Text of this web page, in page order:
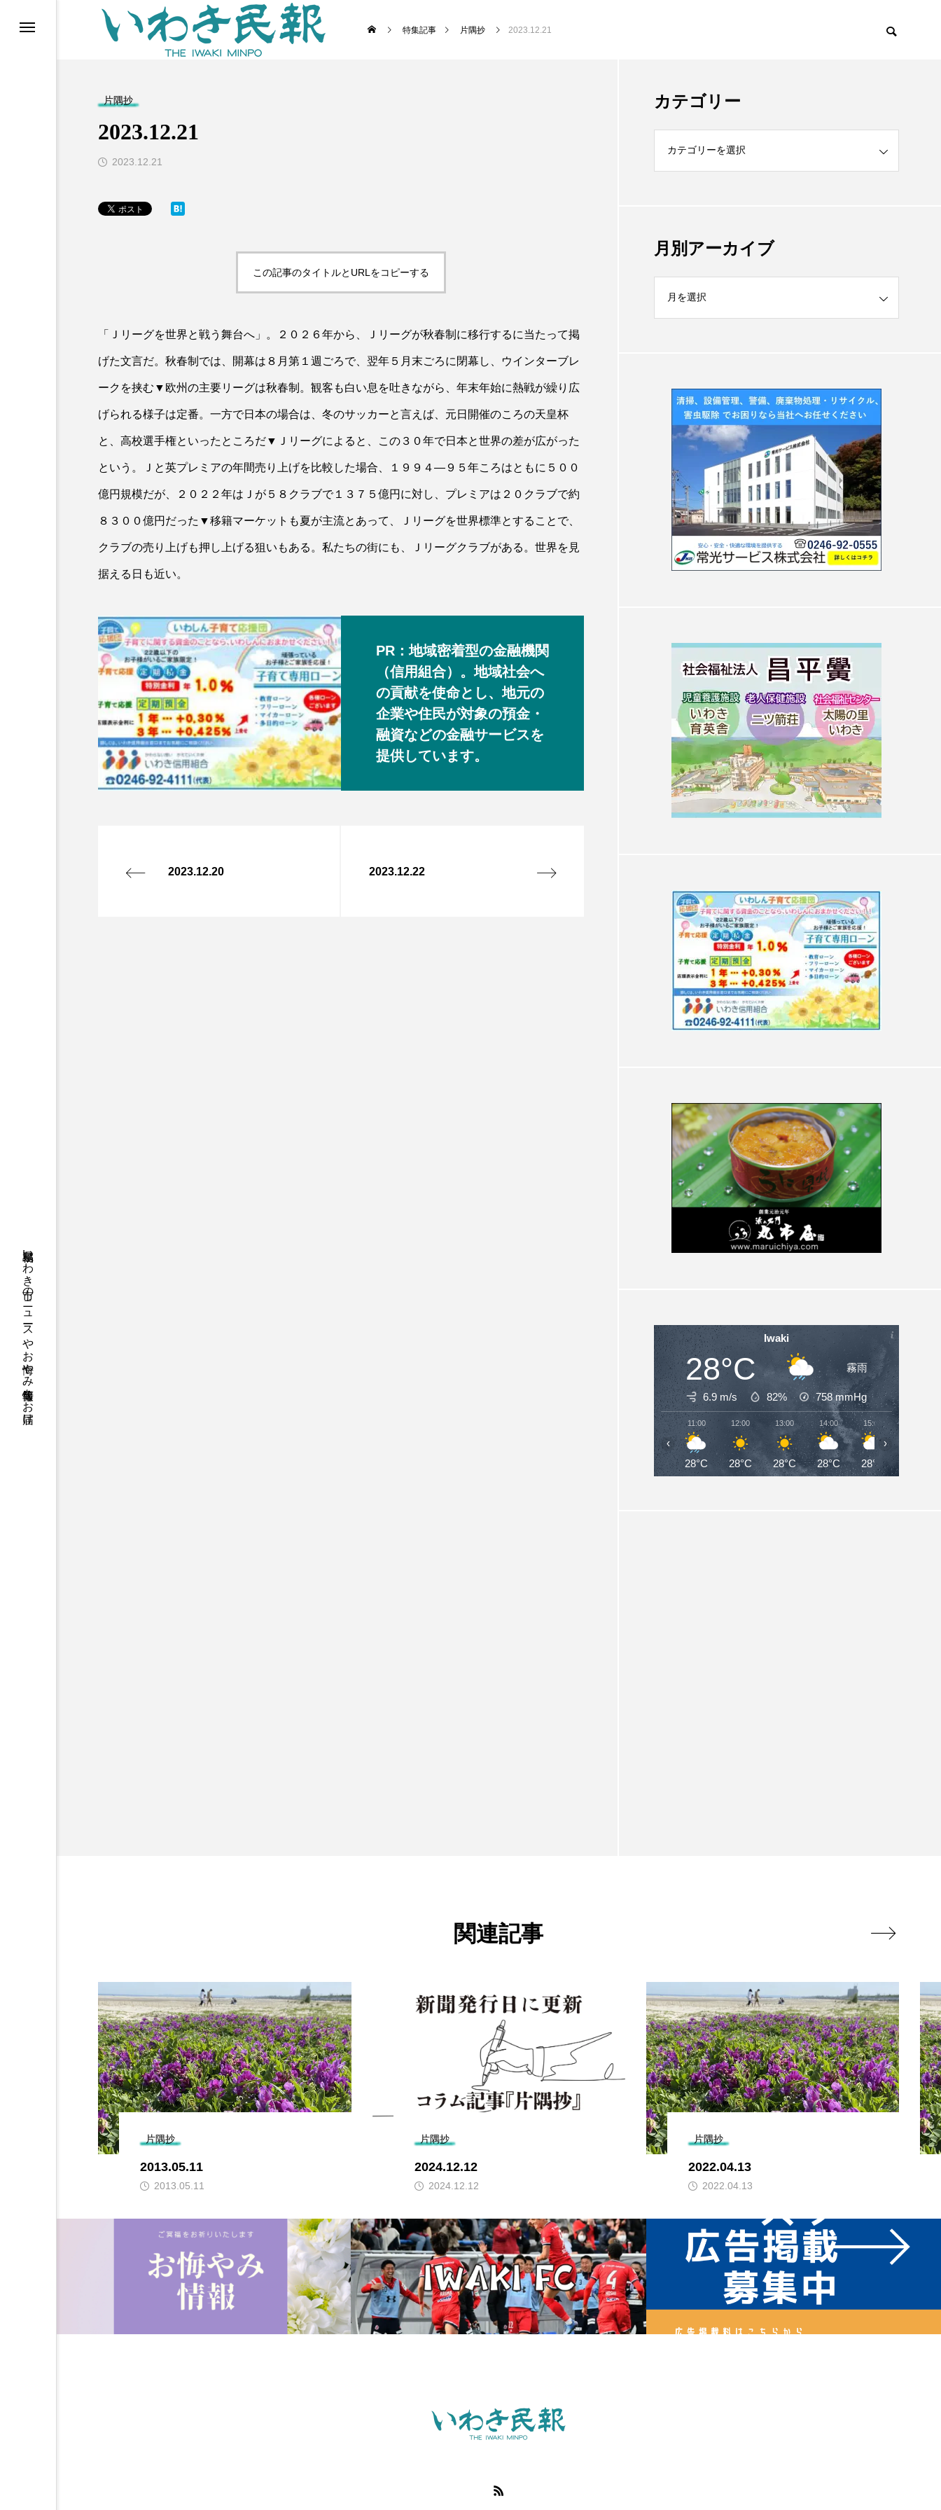
福島県いわき市のニュースやお悔やみ情報等をお届け
特集記事 片隅抄 2023.12.21
片隅抄
2023.12.21
2023.12.21
この記事のタイトルとURLをコピーする
「Ｊリーグを世界と戦う舞台へ」。２０２６年から、Ｊリーグが秋春制に移行するに当たって掲
げた文言だ。秋春制では、開幕は８月第１週ごろで、翌年５月末ごろに閉幕し、ウインターブレ
ークを挟む▼欧州の主要リーグは秋春制。観客も白い息を吐きながら、年末年始に熱戦が繰り広
げられる様子は定番。一方で日本の場合は、冬のサッカーと言えば、元日開催のころの天皇杯
と、高校選手権といったところだ▼Ｊリーグによると、この３０年で日本と世界の差が広がった
という。Ｊと英プレミアの年間売り上げを比較した場合、１９９４―９５年ころはともに５００
億円規模だが、２０２２年はＪが５８クラブで１３７５億円に対し、プレミアは２０クラブで約
８３００億円だった▼移籍マーケットも夏が主流とあって、Ｊリーグを世界標準とすることで、
クラブの売り上げも押し上げる狙いもある。私たちの街にも、Ｊリーグクラブがある。世界を見
据える日も近い。
PR：地域密着型の金融機関
（信用組合）。地域社会へ
の貢献を使命とし、地元の
企業や住民が対象の預金・
融資などの金融サービスを
提供しています。
2023.12.20 2023.12.22
カテゴリー
月別アーカイブ
Iwaki
28°C 霧雨
6.9 m/s 82% 758mmHg
11:00
28°C
12:00
28°C
13:00
28°C
14:00
28°C
15:00
28°C
‹ ›
関連記事
片隅抄
2013.05.11
2013.05.11
片隅抄
2024.12.12
2024.12.12
片隅抄
2022.04.13
2022.04.13
